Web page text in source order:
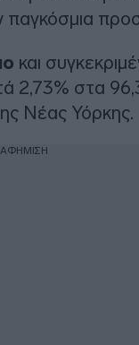
παγκόσμια
και
2,73% στα
Νέας Υόρκης.